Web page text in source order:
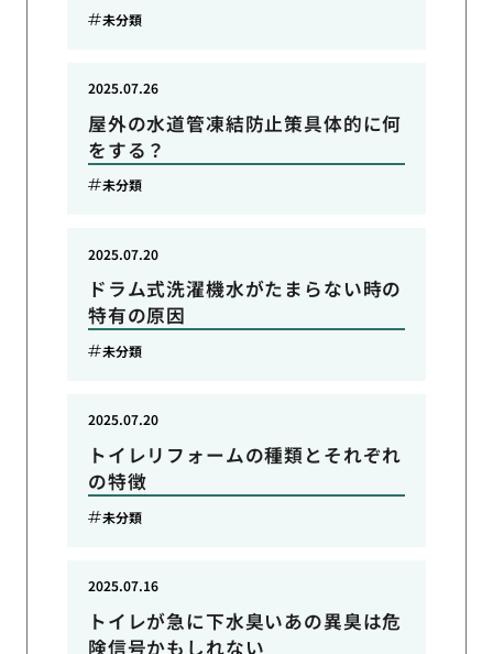
未分類
屋外の水道管凍結防止策具体的に何
をする？
2025.07.26
未分類
ドラム式洗濯機水がたまらない時の
特有の原因
2025.07.20
未分類
トイレリフォームの種類とそれぞれ
の特徴
2025.07.20
未分類
トイレが急に下水臭いあの異臭は危
険信号かもしれない
2025.07.16